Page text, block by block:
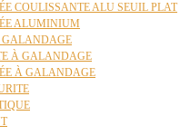
COULISSANTE ALU SEUIL PLAT
ALUMINIUM
GALANDAGE
À GALANDAGE
À GALANDAGE